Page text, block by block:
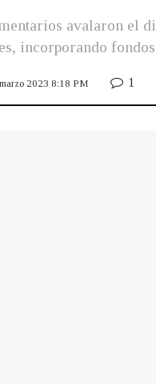
avalaron el
incorporando
2023 8:18 PM 1